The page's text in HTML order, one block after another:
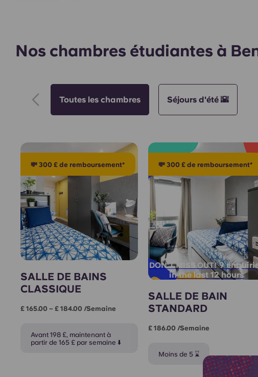
Nos chambres étudiantes à
Toutes les chambres Séjours d'été 🌇
💸 300 £ de remboursement*
SALLE DE BAINS
CLASSIQUE
£ 165.00 – £ 184.00 /semaine
Avant 198 £, maintenant à
partir de 165 £ par semaine ⬇️
💸 300 £ de remboursement*
DON'T MISS OUT! 9
in the last 12 hours
SALLE DE BAIN
STANDARD
£ 186.00 /semaine
Moins de 5 ⌛